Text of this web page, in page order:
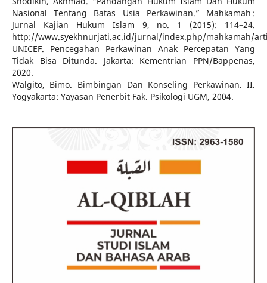
Nasional Tentang Batas Usia Perkawinan.” Mahkamah :
Jurnal Kajian Hukum Islam 9, no. 1 (2015): 114–24.
http://www.syekhnurjati.ac.id/jurnal/index.php/mahkamah/
UNICEF. Pencegahan Perkawinan Anak Percepatan Yang
Tidak Bisa Ditunda. Jakarta: Kementrian PPN/Bappenas,
2020.
Walgito, Bimo. Bimbingan Dan Konseling Perkawinan. II.
Yogyakarta: Yayasan Penerbit Fak. Psikologi UGM, 2004.